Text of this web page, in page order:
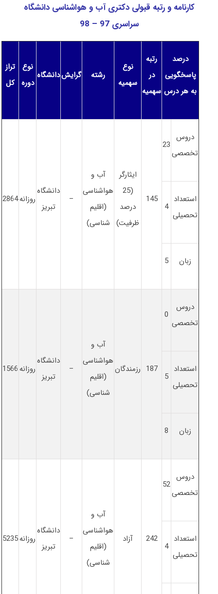
کارنامه و رتبه قبولی دکتری آب و هواشناسی دانشگاه
سراسری 97 – 98
درصد
پاسخگویی
به هر درس
رتبه
در
سهمیه
نوع
سهمیه
رشته گرایشدانشگاه
نوع
دوره
تراز
کل
دروس
تخصصی
23
145
ایثارگر
(25
درصد
ظرفیت)
آب و
هواشناسی
(اقلیم
شناسی)
–
دانشگاه
تبریز
روزانه2864
استعداد
تحصیلی
4
زبان 5
دروس
تخصصی
0
187 رزمندگان
آب و
هواشناسی
(اقلیم
شناسی)
–
دانشگاه
تبریز
روزانه 1566
استعداد
تحصیلی
5
زبان 8
دروس
تخصصی
52
242 آزاد
آب و
هواشناسی
(اقلیم
شناسی)
–
دانشگاه
تبریز
روزانه5235
استعداد
تحصیلی
4